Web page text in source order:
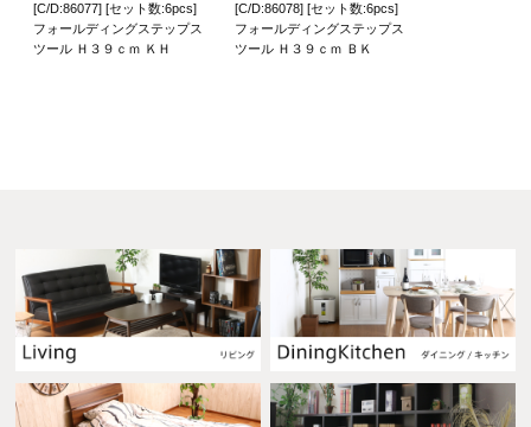
[C/D:86077] [セット数:6pcs]
フォールディングステップス
ツール Ｈ３９ｃｍ ＫＨ
[C/D:86078] [セット数:6pcs]
フォールディングステップス
ツール Ｈ３９ｃｍ ＢＫ